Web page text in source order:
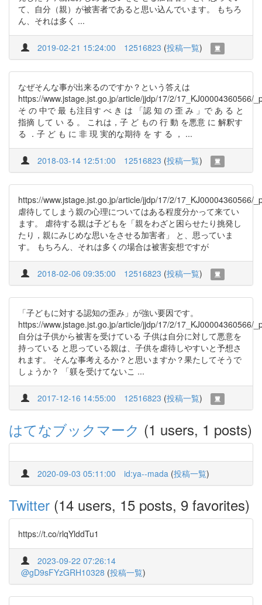
て、自分（親）が被害者であると思い込んでいます。 もちろ
ん、それは多く ...
2019-02-21 15:24:00 12516823 (投稿一覧)
なぜそんな事が出来るのですか？という答えは
https://www.jstage.jst.go.jp/article/jjdp/17/2/17_KJ00004360566/
そ の 中で 最 も注目す べ き は 「認 知 の 歪 み 」で あ る と
指摘 して い る 。 これは，子 ど もの 行 動 を悪意 に 解釈す
る ．子 ど も に 非 現 実的な期待 を す る ， ...
2018-03-14 12:51:00 12516823 (投稿一覧)
https://www.jstage.jst.go.jp/article/jjdp/17/2/17_KJ00004360566/
虐待してしまう親の心理についてはある程度分かって来てい
ます。 虐待する親は子どもを「親をわざと困らせたり挑発し
たり，親にみじめな思いをさせる加害者」 と、思っていま
す。 もちろん、それは多くの場合は被害妄想ですが
2018-02-06 09:35:00 12516823 (投稿一覧)
「子どもに対する認知の歪み」が強い要因です。
https://www.jstage.jst.go.jp/article/jjdp/17/2/17_KJ00004360566/
自分は子供から被害を受けている 子供は自分に対して悪意を
持っている と思っている親は、子供を虐待しやすいと予想さ
れます。 そんな事考えるか？と思いますか？果たしてそうで
しょうか？ 「躾を受けてないこ ...
2017-12-16 14:55:00 12516823 (投稿一覧)
はてなブックマーク (1 users, 1 posts)
2020-09-03 05:11:00 id:ya--mada (投稿一覧)
Twitter (14 users, 15 posts, 9 favorites)
https://t.co/rlqYlddTu1
2023-09-22 07:26:14
@gD9sFYzGRH10328 (投稿一覧)